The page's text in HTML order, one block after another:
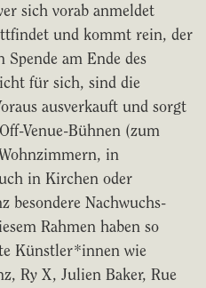
sich vorab anmeldet
und kommt rein, der
am Ende des
für sich, sind die
ausverkauft und sorgt
Venue-Bühnen (zum
in
in Kirchen oder
besondere Nachwuchs-
Rahmen haben so
Künstler*innen wie
Ry X, Julien Baker, Rue